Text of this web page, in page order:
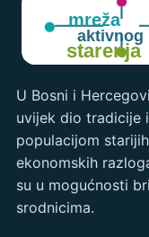
U Bosni i
uvijek dio tradicije
populacijom
ekonomskih
su u mogućnosti
srodnicima.